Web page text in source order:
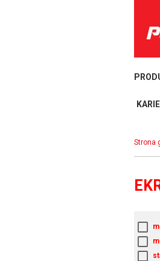
Strona